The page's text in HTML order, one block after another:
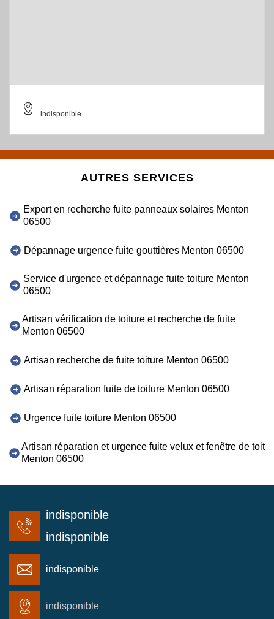
indisponible
AUTRES SERVICES
Expert en recherche fuite panneaux solaires Menton
06500
Dépannage urgence fuite gouttières Menton 06500
Service d'urgence et dépannage fuite toiture Menton
06500
Artisan vérification de toiture et recherche de fuite
Menton 06500
Artisan recherche de fuite toiture Menton 06500
Artisan réparation fuite de toiture Menton 06500
Urgence fuite toiture Menton 06500
Artisan réparation et urgence fuite velux et fenêtre de toit
Menton 06500
indisponible
indisponible
indisponible
indisponible